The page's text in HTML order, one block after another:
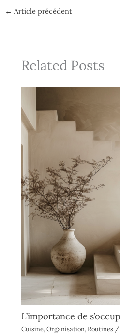
← Article précédent
Related Posts
L’importance de
Cuisine,Organisation,Routines /